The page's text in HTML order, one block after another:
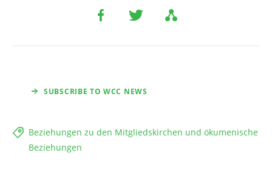
SUBSCRIBE TO WCC NEWS
Beziehungen zu den Mitgliedskirchen und ökumenische
Beziehungen